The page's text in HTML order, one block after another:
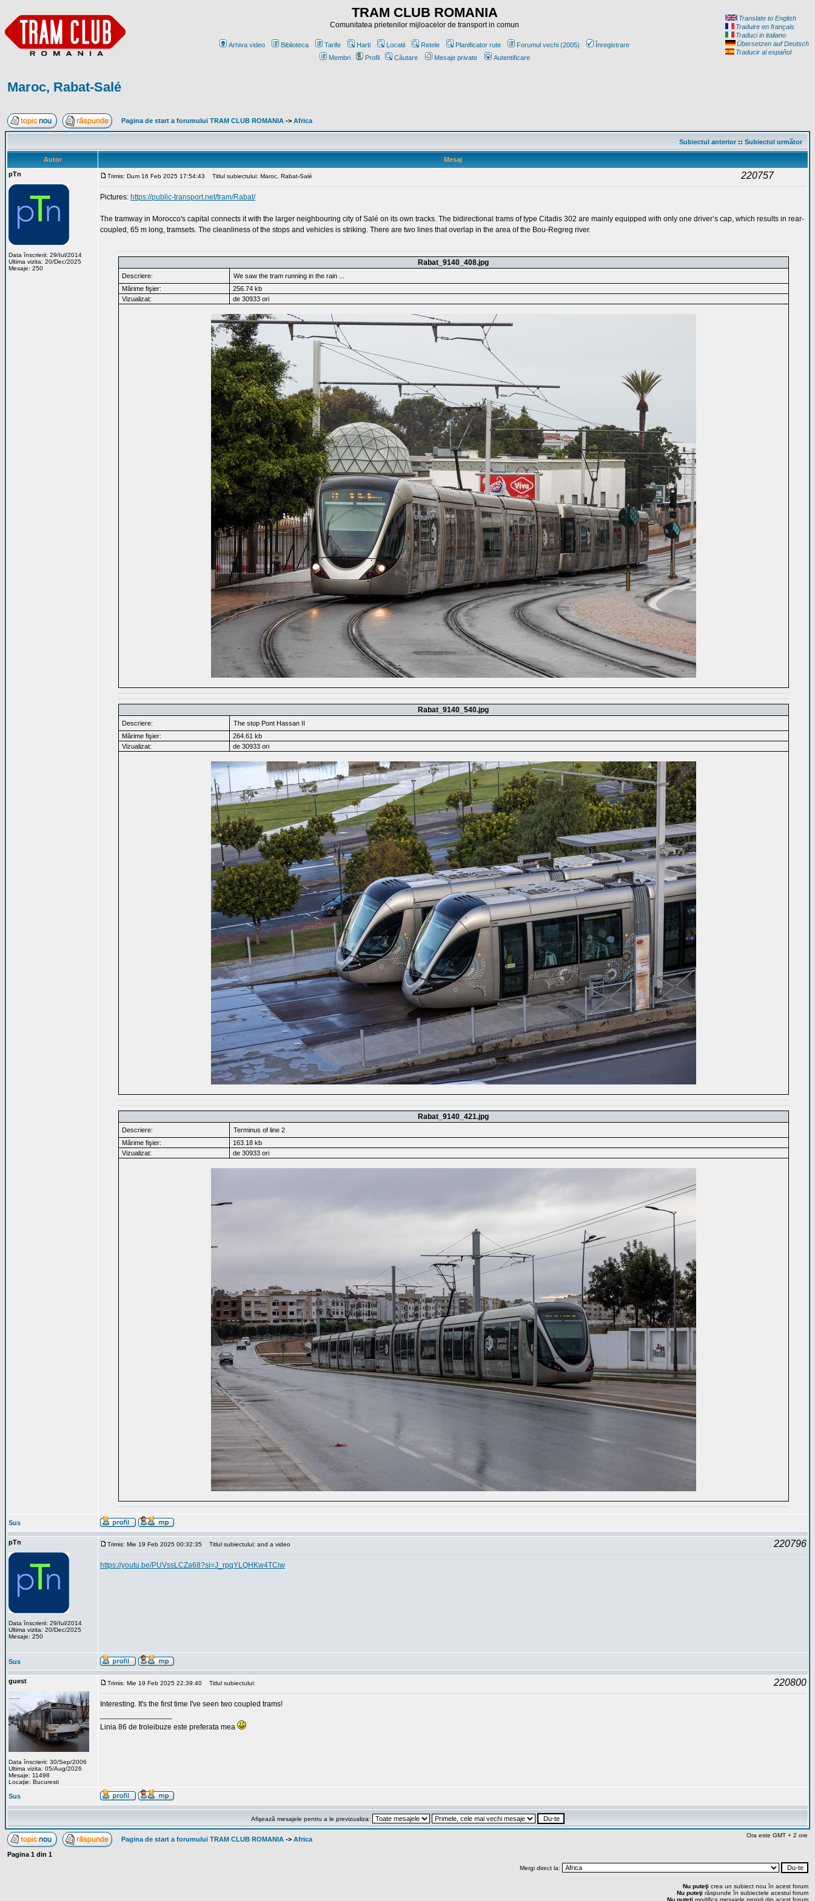
TRAM CLUB ROMANIA
Comunitatea prietenilor mijloacelor de transport in comun
Arhiva video Biblioteca Tarife Harti Locatii Retele Planificator rute Forumul vechi (2005)
Înregistrare
Membri
Profil Căutare Mesaje private Autentificare
Translate to English
Traduire en français
Traduci in italiano
Übersetzen auf Deutsch
Traducir al español
Maroc, Rabat-Salé
Pagina de start a forumului TRAM CLUB ROMANIA -> Africa
Subiectul anterior:: Subiectul următor
Autor
Mesaj
pTn
Data înscrierii: 29/Iul/2014
Ultima vizita: 20/Dec/2025
Mesaje: 250
Trimis: Dum 16 Feb 2025 17:54:43 Titlul subiectului: Maroc, Rabat-Salé 220757
Pictures: https://public-transport.net/tram/Rabat/
The tramway in Morocco's capital connects it with the larger neighbouring city of Salé on its own tracks. The bidirectional trams of type Citadis 302 are mainly equipped with only one driver’s cap, which results in rear-
coupled, 65 m long, tramsets. The cleanliness of the stops and vehicles is striking. There are two lines that overlap in the area of the Bou-Regreg river.
Rabat_9140_408.jpg
Descriere:
We saw the tram running in the rain ...
Mărime fişier:
256.74 kb
Vizualizat:
de 30933 ori
Rabat_9140_540.jpg
Descriere:
The stop Pont Hassan II
Mărime fişier:
264.61 kb
Vizualizat:
de 30933 ori
Rabat_9140_421.jpg
Descriere:
Terminus of line 2
Mărime fişier:
163.18 kb
Vizualizat:
de 30933 ori
Sus
pTn
Data înscrierii: 29/Iul/2014
Ultima vizita: 20/Dec/2025
Mesaje: 250
Trimis: Mie 19 Feb 2025 00:32:35 Titlul subiectului: and a video 220796
https://youtu.be/PUVssLCZa68?si=J_rpqYLQHKw4TCiw
Sus
guest
Data înscrierii: 30/Sep/2006
Ultima vizita: 05/Aug/2026
Mesaje: 11498
Locaţie: Bucuresti
Trimis: Mie 19 Feb 2025 22:39:40 Titlul subiectului: 220800
Interesting. It's the first time I've seen two coupled trams!
Linia 86 de troleibuze este preferata mea
Sus
Afişează mesajele pentru a le previzualiza:
Pagina de start a forumului TRAM CLUB ROMANIA -> Africa
Ora este GMT + 2 ore
Pagina 1 din 1
Mergi direct la:
Nu puteţi crea un subiect nou în acest forum
Nu puteţi răspunde în subiectele acestui forum
Nu puteţi modifica mesajele proprii din acest forum